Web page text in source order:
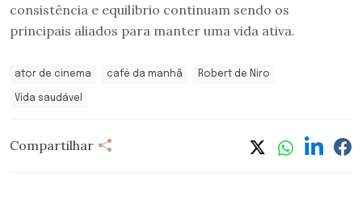
consistência e equilíbrio continuam sendo os
principais aliados para manter uma vida ativa.
ator de cinema café da manhã Robert de Niro
Vida saudável
Compartilhar